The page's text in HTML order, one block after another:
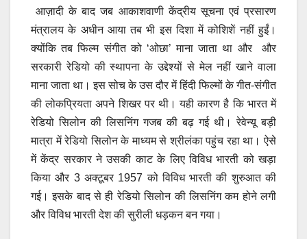
आज़ादी के बाद जब आकाशवाणी केंद्रीय सूचना एवं प्रसारण
मंत्रालय के अधीन आया तब भी इस दिशा में कोशिशें नहीं हुईं।
क्योंकि तब फिल्म संगीत को ‘ओछा’ माना जाता था और और
सरकारी रेडियो की स्थापना के उद्देश्यों से मेल नहीं खाने वाला
माना जाता था। इस सोच के उस दौर में हिंदी फिल्मों के गीत-संगीत
की लोकप्रियता अपने शिखर पर थी। यही कारण है कि भारत में
रेडियो सिलोन की लिसनिंग गजब की बढ़ गई थी। रेवेन्यू बड़ी
मात्रा में रेडियो सिलोन के माध्यम से श्रीलंका पहुंच रहा था। ऐसे
में केंद्र सरकार ने उसकी काट के लिए विविध भारती को खड़ा
किया और 3 अक्टूबर 1957 को विविध भारती की शुरुआत की
गई। इसके बाद से ही रेडियो सिलोन की लिसनिंग कम होने लगी
और विविध भारती देश की सुरीली धड़कन बन गया।